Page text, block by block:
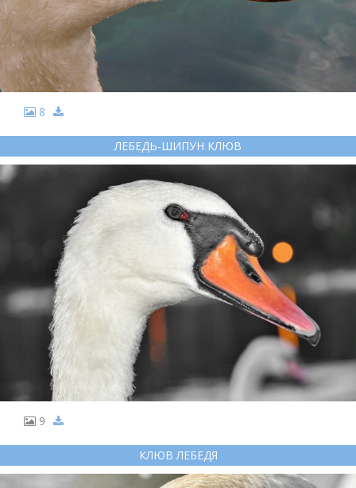
8
ЛЕБЕДЬ-ШИПУН КЛЮВ
9
КЛЮВ ЛЕБЕДЯ